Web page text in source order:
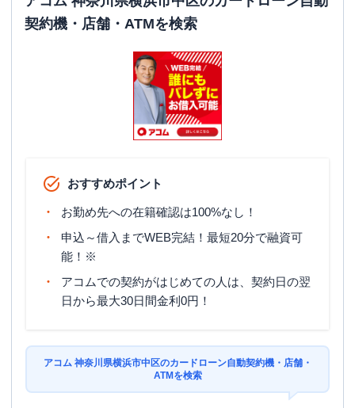
契約機・店舗・ATMを検索
おすすめポイント
お勤め先への在籍確認は100%なし！
申込～借入までWEB完結！最短20分で融資可
能！※
アコムでの契約がはじめての人は、契約日の翌
日から最大30日間金利0円！
アコム 神奈川県横浜市中区のカードローン自動契約機・店舗・
ATMを検索